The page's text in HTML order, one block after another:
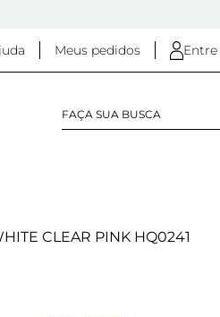
Meus pedidos
CLEAR PINK HQ0241